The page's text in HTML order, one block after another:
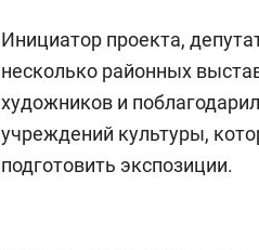
Инициатор проекта,
несколько районных
художников и
учреждений культуры,
подготовить экспозиции.